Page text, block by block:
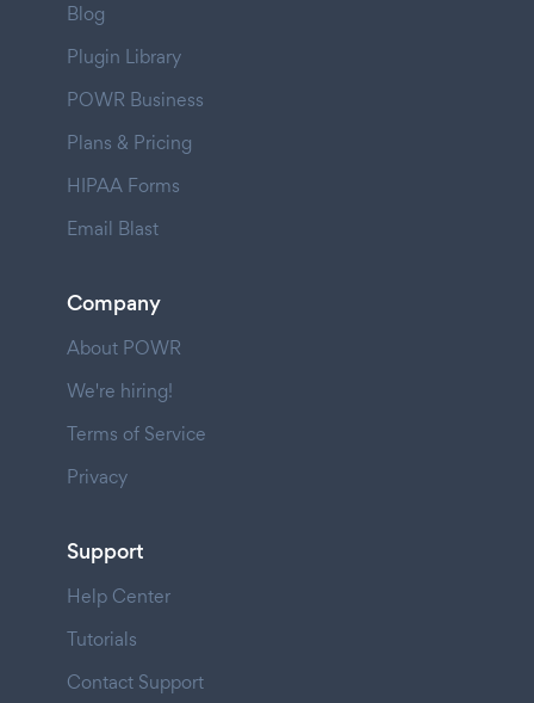
Blog
Plugin Library
POWR Business
Plans & Pricing
HIPAA Forms
Email Blast
Company
About POWR
We're hiring!
Terms of Service
Privacy
Support
Help Center
Tutorials
Contact Support